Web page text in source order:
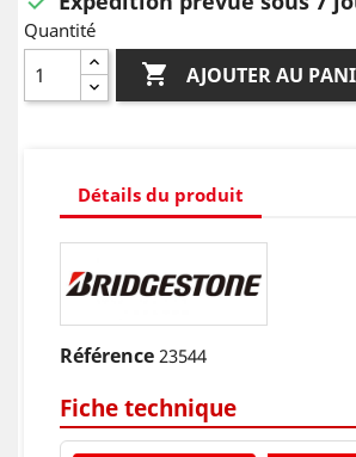
Quantité
 AJOUTER AU
Détails du produit
Référence 23544
Fiche technique